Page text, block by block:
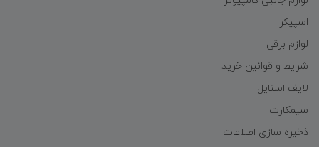
اسپیکر
لوازم برقی
شرایط و قوانین خرید
لایف استایل
سیمکارت
ذخیره سازی اطلاعات